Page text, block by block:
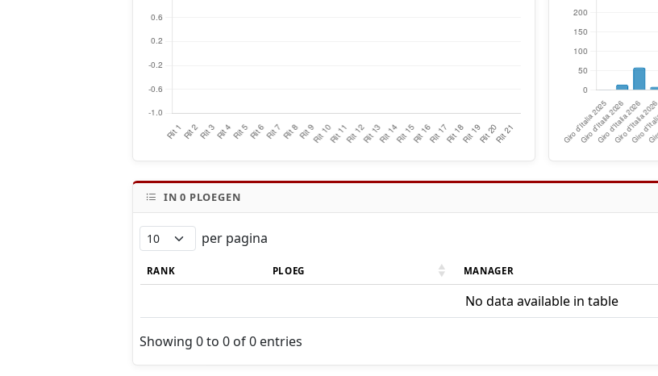
IN0 PLOEGEN
per pagina
RANK PLOEG MANAGER
No data available in table
Showing 0 to 0 of 0 entries